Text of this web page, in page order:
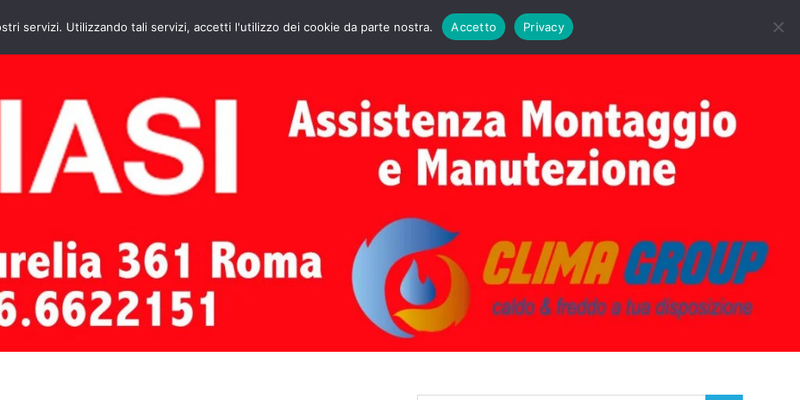
HOME CONTATTI ASSISTENZA CALDAIE BIASI PRIMA ACCENSIONE CALDAIE BIASI
servizi. Utilizzando tali servizi, accetti l'utilizzo dei cookie da parte nostra. Accetto Privacy